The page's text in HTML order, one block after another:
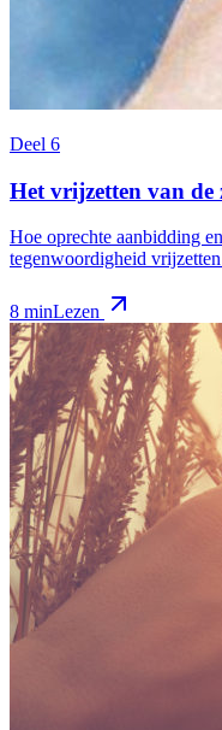
Deel 6
Het vrijzetten van de
Hoe oprechte aanbidding
tegenwoordigheid
8 minLezen